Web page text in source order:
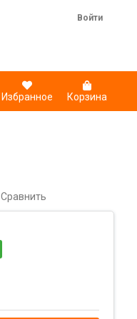
Войти
Избранное Корзина
Сравнить